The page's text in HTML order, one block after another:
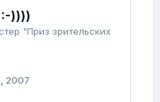
))))
"Приз зрительских
2007